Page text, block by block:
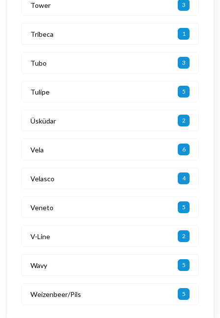
Tower 3
Tribeca 1
Tubo 3
Tulipe 5
Üsküdar 2
Vela 6
Velasco 4
Veneto 5
V-Line 2
Wavy 5
Weizenbeer/Pils 5